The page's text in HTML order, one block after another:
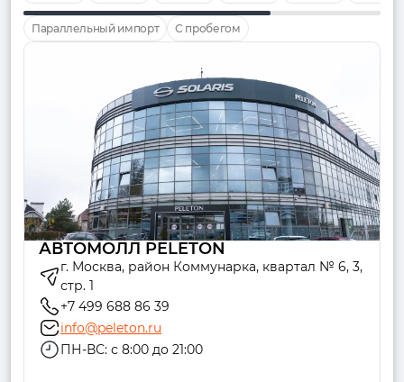
Параллельный импорт С пробегом
АВТОМОЛЛ PELETON
г. Москва, район Коммунарка, квартал № 6, 3,
стр. 1
+7 499 688 86 39
info@peleton.ru
ПН-ВС: с 8:00 до 21:00